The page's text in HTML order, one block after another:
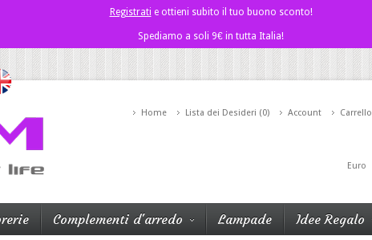
Registrati e ottieni subito il tuo buono sconto!
Spediamo a soli 9€ in tutta Italia!
Home Lista dei Desideri (0) Account Carrello
Euro
Complementi d'arredo Lampade Idee Regalo